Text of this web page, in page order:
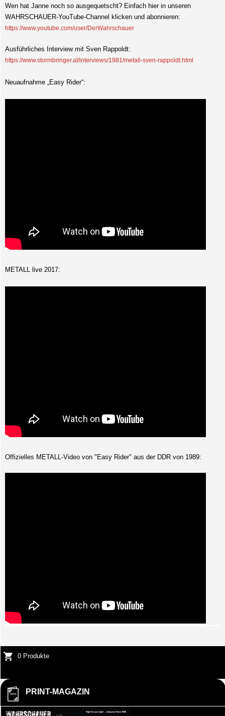
Wen hat Janne noch so ausgequetscht? Einfach hier in unseren
WAHRSCHAUER-YouTube-Channel klicken und abonnieren:
https://www.youtube.com/user/DerWahrschauer
Ausführliches Interview mit Sven Rappoldt:
https://www.stormbringer.at/interviews/1981/metall-sven-rappoldt.html
Neuaufnahme „Easy Rider“:
METALL live 2017:
Offizielles METALL-Video von "Easy Rider" aus der DDR von 1989:
0 Produkte
PRINT-MAGAZIN